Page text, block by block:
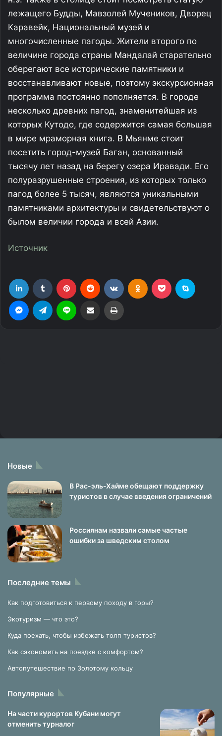
Новые
В Рас-эль-Хайме обещают поддержку
туристов в случае введения ограничений
Россиянам назвали самые частые
ошибки за шведским столом
Последние темы
Как подготовиться к первому походу в горы?
Экотуризм — что это?
Куда поехать, чтобы избежать толп туристов?
Как сэкономить на поездке с комфортом?
Автопутешествие по Золотому кольцу
Популярные
На части курортов Кубани могут
отменить турналог